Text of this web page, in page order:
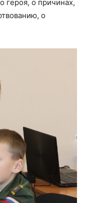
героя, о причинах,
о